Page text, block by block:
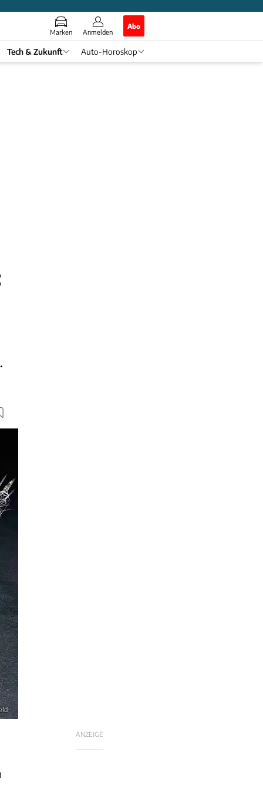
Marken Anmelden
Abo
Tech & Zukunft Auto-Horoskop
ANZEIGE